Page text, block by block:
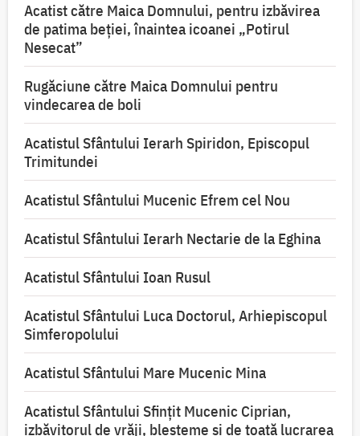
Acatist către Maica Domnului, pentru izbăvirea
de patima beției, înaintea icoanei „Potirul
Nesecat”
Rugăciune către Maica Domnului pentru
vindecarea de boli
Acatistul Sfântului Ierarh Spiridon, Episcopul
Trimitundei
Acatistul Sfântului Mucenic Efrem cel Nou
Acatistul Sfântului Ierarh Nectarie de la Eghina
Acatistul Sfântului Ioan Rusul
Acatistul Sfântului Luca Doctorul, Arhiepiscopul
Simferopolului
Acatistul Sfântului Mare Mucenic Mina
Acatistul Sfântului Sfințit Mucenic Ciprian,
izbăvitorul de vrăji, blesteme și de toată lucrarea